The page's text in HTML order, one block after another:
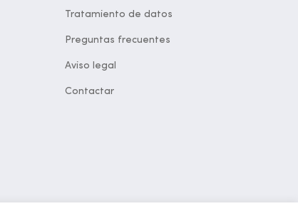
Tratamiento de datos
Preguntas frecuentes
Aviso legal
Contactar